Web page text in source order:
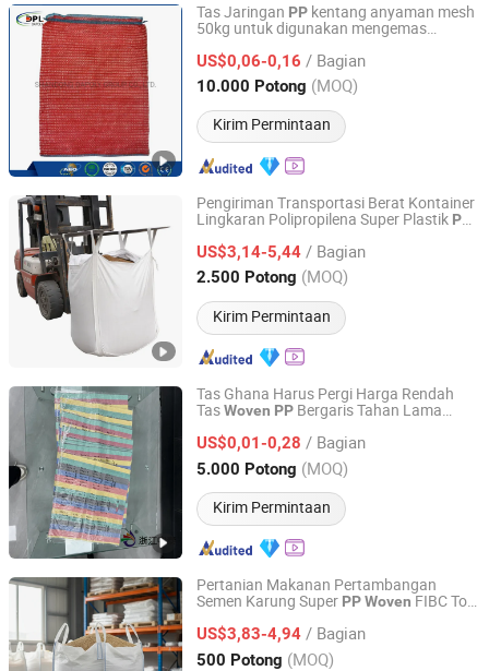
Tas Jaringan PP kentang anyaman mesh
50kg untuk digunakan mengemas
US$0,06-0,16 / Bagian
10.000 Potong (MOQ)
Kirim Permintaan
QINGDAO HONOR FAITH PACKAGING TECHNOLOGY CO.,
LTD.
Shandong, China Harga mulai 2023
Pengiriman Transportasi Berat Kontainer
Lingkaran Polipropilena Super Plastik PP
untuk Pasir Semen Mineral
US$3,14-5,44 / Bagian
2.500 Potong (MOQ)
Kirim Permintaan
Shandong Jiaerde Packaging Technology Co., Ltd.
Shandong, China Harga mulai 2025
Tas Ghana Harus Pergi Harga Rendah
TasWoven PP Bergaris Tahan Lama
US$0,01-0,28 / Bagian
5.000 Potong (MOQ)
Kirim Permintaan
Zhejiang Zhongtai Printing Industry Co., Ltd
Zhejiang, China Harga mulai 2025
Pertanian Makanan Pertambangan
Semen Karung Super PPWoven FIBC Ton
1000kg 2 Ton Polipropilena Besar 1 Ton
PPJumbo Karung Besar
US$3,83-4,94 / Bagian
500 Potong (MOQ)
Shandong Jiaerde Packaging Technology Co., Ltd.
Shandong, China Harga mulai 2025